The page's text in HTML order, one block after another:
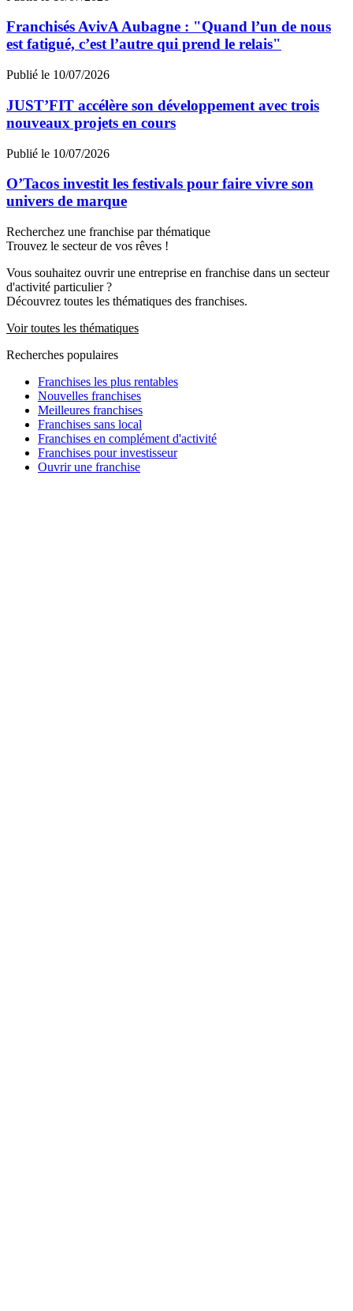
Franchisés AvivA Aubagne : "Quand l’un de nous
est fatigué, c’est l’autre qui prend le relais"
Publié le 10/07/2026
JUST’FIT accélère son développement avec trois
nouveaux projets en cours
Publié le 10/07/2026
O’Tacos investit les festivals pour faire vivre son
univers de marque
Recherchez une franchise par thématique
Trouvez le secteur de vos rêves !
Vous souhaitez ouvrir une entreprise en franchise dans un secteur
d'activité particulier ?
Découvrez toutes les thématiques des franchises.
Voir toutes les thématiques
Recherches populaires
Franchises les plus rentables
Nouvelles franchises
Meilleures franchises
Franchises sans local
Franchises en complément d'activité
Franchises pour investisseur
Ouvrir une franchise